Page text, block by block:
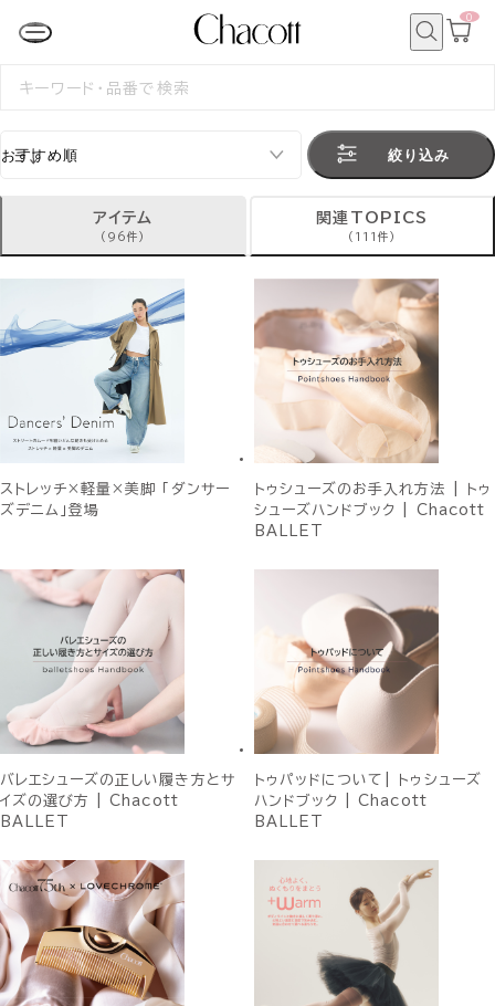
カ
0
検
絞り込み
アイテム
(96件)
関連TOPICS
(111件)
ストレッチ×軽量×美脚 「ダンサー
ズデニム」登場
トゥシューズのお手入れ方法 | トゥ
シューズハンドブック | Chacott
BALLET
バレエシューズの正しい履き方とサ
イズの選び方 | Chacott
BALLET
トゥパッドについて| トゥシューズ
ハンドブック | Chacott
BALLET